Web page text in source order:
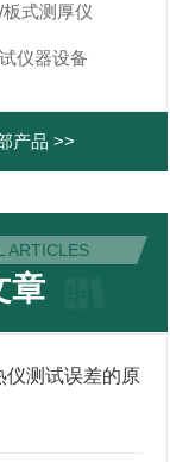
式测厚仪
仪器设备
产品 >>
ARTICLES
章
仪测试误差的原